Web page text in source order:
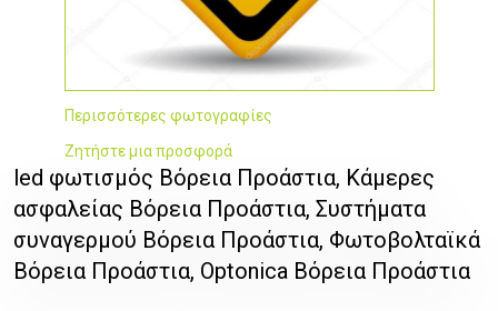
Περισσότερες φωτογραφίες
Ζητήστε μια προσφορά
led φωτισμός Βόρεια Προάστια, Κάμερες
ασφαλείας Βόρεια Προάστια, Συστήματα
συναγερμού Βόρεια Προάστια, Φωτοβολταϊκά
Βόρεια Προάστια, Optonica Βόρεια Προάστια